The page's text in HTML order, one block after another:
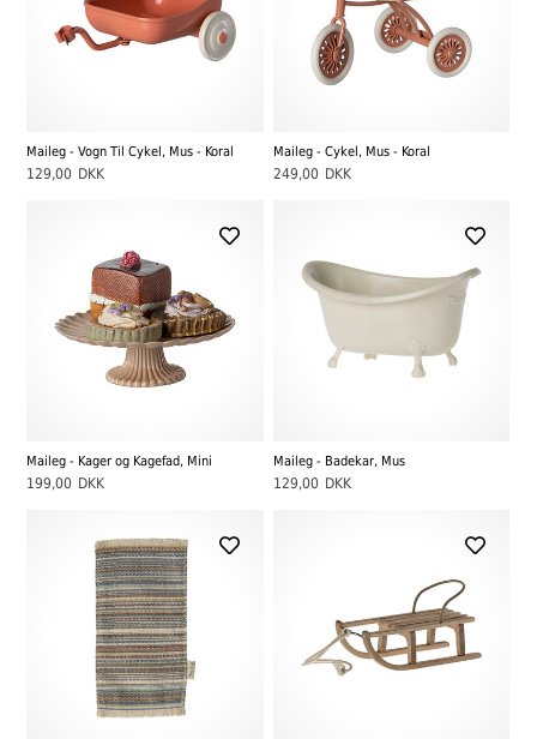
Maileg - Vogn Til Cykel, Mus - Koral
129,00 DKK
Maileg - Cykel, Mus - Koral
249,00 DKK
Maileg - Kager og Kagefad, Mini
199,00 DKK
Maileg - Badekar, Mus
129,00 DKK